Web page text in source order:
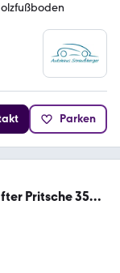
Parken
Pritsche 35
*AHK